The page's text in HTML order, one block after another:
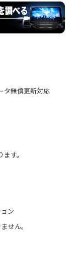
無償更新対応
す。
ン
せん。